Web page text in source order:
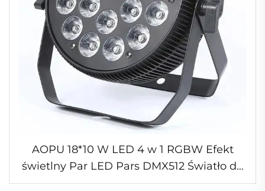
AOPU 18*10 W LED 4 w 1 RGBW Efekt
świetlny Par LED Pars DMX512 Światło do
imprez Klub nocny Dyskoteka